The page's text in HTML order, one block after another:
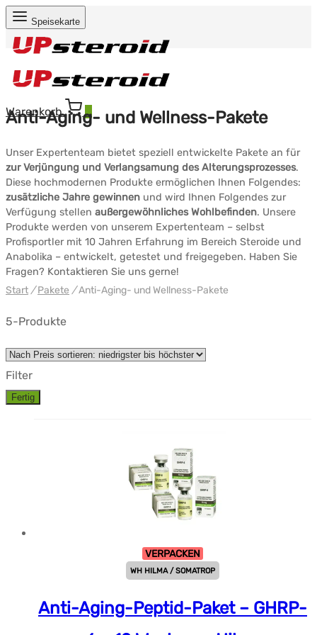
Speisekarte
Warenkorb 0
Anti-Aging- und Wellness-Pakete
Unser Expertenteam bietet speziell entwickelte Pakete an für
zur Verjüngung und Verlangsamung des Alterungsprozesses.
Diese hochmodernen Produkte ermöglichen Ihnen Folgendes:
zusätzliche Jahre gewinnen und wird Ihnen Folgendes zur
Verfügung stellen außergewöhnliches Wohlbefinden. Unsere
Produkte werden von unserem Expertenteam – selbst
Profisportler mit 10 Jahren Erfahrung im Bereich Steroide und
Anabolika – entwickelt, getestet und freigegeben. Haben Sie
Fragen? Kontaktieren Sie uns gerne!
Start / Pakete /Anti-Aging- und Wellness-Pakete
5-Produkte
Filter
Fertig
VERPACKEN
WH HILMA / SOMATROP
Anti-Aging-Peptid-Paket – GHRP-